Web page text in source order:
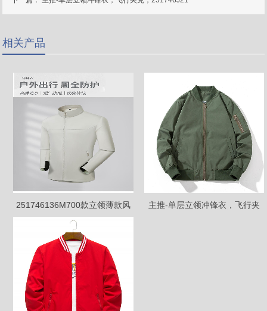
相关产品
251746136M700款立领薄款风
衣，高弹单层夹克
主推-单层立领冲锋衣，飞行夹